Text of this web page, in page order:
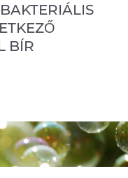
BÍR